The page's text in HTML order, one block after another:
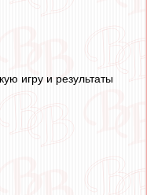
игру и результаты